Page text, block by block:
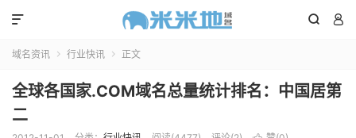
 

域名资讯  行业快讯  正文
全球各国家.COM域名总量统计排名：中国居第
二